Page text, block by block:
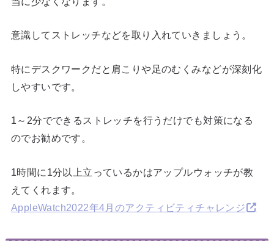
意識してストレッチなどを取り入れていきましょう。
特にデスクワークだと肩こりや足のむくみなどが深刻化
しやすいです。
1～2分でできるストレッチを行うだけでも対策になる
のでお勧めです。
1時間に1分以上立っているかはアップルウォッチが教
えてくれます。
AppleWatch2022年4月のアクティビティチャレンジ